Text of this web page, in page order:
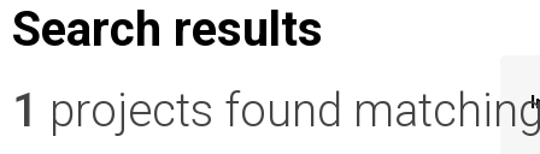
Search results
1 projects found